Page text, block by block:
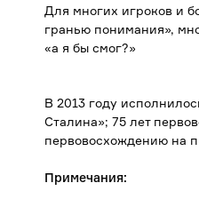
Для многих игроков и
гранью понимания»,
«а я бы смог?»
В 2013 году
Сталина»; 75 лет
первовосхождению на
Примечания: